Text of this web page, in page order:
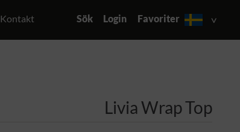
Kontakt Sök Login Favoriter
Livia Wrap Top